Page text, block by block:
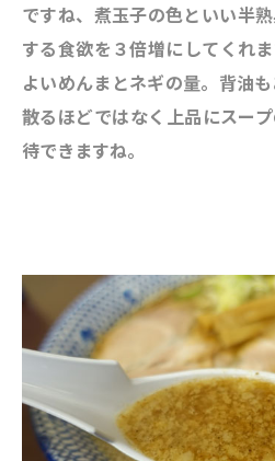
ですね、煮玉子の色といい半
する食欲を３倍増にしてくれ
よいめんまとネギの量。背油
散るほどではなく上品にスー
待できますね。